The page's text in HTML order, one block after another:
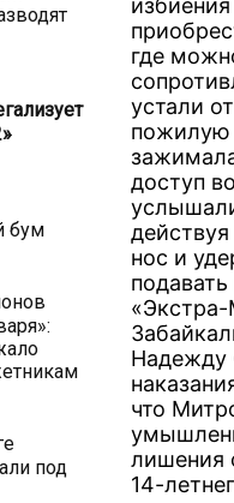
бум
под
где
устали
пожилую
доступ
нос и
Надежду
что
лишения
14-